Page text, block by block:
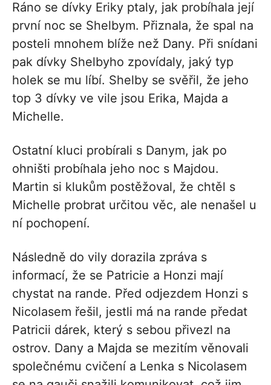
Ráno se dívky Eriky ptaly, jak probíhala její
první noc se Shelbym. Přiznala, že spal na
posteli mnohem blíže než Dany. Při snídani
pak dívky Shelbyho zpovídaly, jaký typ
holek se mu líbí. Shelby se svěřil, že jeho
top 3 dívky ve vile jsou Erika, Majda a
Michelle.
Ostatní kluci probírali s Danym, jak po
ohništi probíhala jeho noc s Majdou.
Martin si klukům postěžoval, že chtěl s
Michelle probrat určitou věc, ale nenašel u
ní pochopení.
Následně do vily dorazila zpráva s
informací, že se Patricie a Honzi mají
chystat na rande. Před odjezdem Honzi s
Nicolasem řešil, jestli má na rande předat
Patricii dárek, který s sebou přivezl na
ostrov. Dany a Majda se mezitím věnovali
společnému cvičení a Lenka s Nicolasem